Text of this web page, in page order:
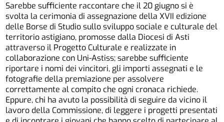
Sarebbe sufficiente raccontare che il 20 giugno si è
svolta la cerimonia di assegnazione della XVII edizione
delle Borse di Studio sullo sviluppo sociale e culturale del
territorio astigiano, promosse dalla Diocesi di Asti
attraverso il Progetto Culturale e realizzate in
collaborazione con Uni-Astiss; sarebbe sufficiente
riportare i nomi dei vincitori, gli importi assegnati e le
fotografie della premiazione per assolvere
correttamente al compito che ogni cronaca richiede.
Eppure, chi ha avuto la possibilità di seguire da vicino il
lavoro della Commissione, di leggere i progetti presentati